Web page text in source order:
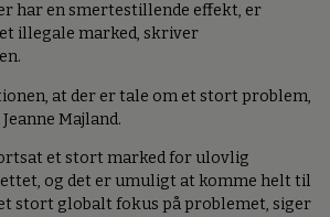
har en smertestillende effekt, er
illegale marked, skriver
at der er tale om et stort problem,
Majland.
et stort marked for ulovlig
og det er umuligt at komme helt til
stort globalt fokus på problemet, siger